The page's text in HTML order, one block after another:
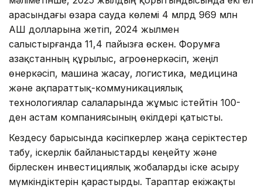
арасындағы өзара сауда көлемі 4 млрд 969 млн
АҚШ долларына жетіп, 2024 жылмен
салыстырғанда 11,4 пайызға өскен. Форумға
Қазақстанның құрылыс, агроөнеркәсіп, жеңіл
өнеркәсіп, машина жасау, логистика, медицина
және ақпараттық-коммуникациялық
технологиялар салаларында жұмыс істейтін 100-
ден астам компаниясының өкілдері қатысты.
Кездесу барысында кәсіпкерлер жаңа серіктестер
табу, іскерлік байланыстарды кеңейту және
бірлескен инвестициялық жобаларды іске асыру
мүмкіндіктерін қарастырды. Тараптар екіжақты